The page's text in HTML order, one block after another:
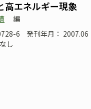
高エネルギー現象
編
6
発刊年月： 2007.06
し